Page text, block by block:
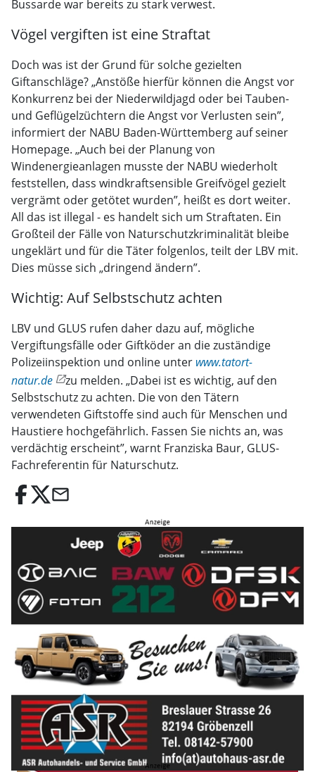
Bussarde war bereits zu stark verwest.
Vögel vergiften ist eine Straftat
Doch was ist der Grund für solche gezielten
Giftanschläge? „Anstöße hierfür können die Angst vor
Konkurrenz bei der Niederwildjagd oder bei Tauben-
und Geflügelzüchtern die Angst vor Verlusten sein”,
informiert der NABU Baden-Württemberg auf seiner
Homepage. „Auch bei der Planung von
Windenergieanlagen musste der NABU wiederholt
feststellen, dass windkraftsensible Greifvögel gezielt
vergrämt oder getötet wurden”, heißt es dort weiter.
All das ist illegal - es handelt sich um Straftaten. Ein
Großteil der Fälle von Naturschutzkriminalität bleibe
ungeklärt und für die Täter folgenlos, teilt der LBV mit.
Dies müsse sich „dringend ändern”.
Wichtig: Auf Selbstschutz achten
LBV und GLUS rufen daher dazu auf, mögliche
Vergiftungsfälle oder Giftköder an die zuständige
Polizeiinspektion und online unter www.tatort-
natur.de
zu melden. „Dabei ist es wichtig, auf den
Selbstschutz zu achten. Die von den Tätern
verwendeten Giftstoffe sind auch für Menschen und
Haustiere hochgefährlich. Fassen Sie nichts an, was
verdächtig erscheint”, warnt Franziska Baur, GLUS-
Fachreferentin für Naturschutz.
email